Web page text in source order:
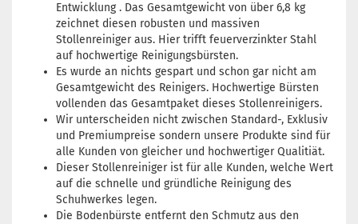
Entwicklung . Das Gesamtgewicht von über 6,8 kg
zeichnet diesen robusten und massiven
Stollenreiniger aus. Hier trifft feuerverzinkter Stahl
auf hochwertige Reinigungsbürsten.
Es wurde an nichts gespart und schon gar nicht am
Gesamtgewicht des Reinigers. Hochwertige Bürsten
vollenden das Gesamtpaket dieses Stollenreinigers.
Wir unterscheiden nicht zwischen Standard-, Exklusiv
und Premiumpreise sondern unsere Produkte sind für
alle Kunden von gleicher und hochwertiger Qualitiät.
Dieser Stollenreiniger ist für alle Kunden, welche Wert
auf die schnelle und gründliche Reinigung des
Schuhwerkes legen.
Die Bodenbürste entfernt den Schmutz aus den